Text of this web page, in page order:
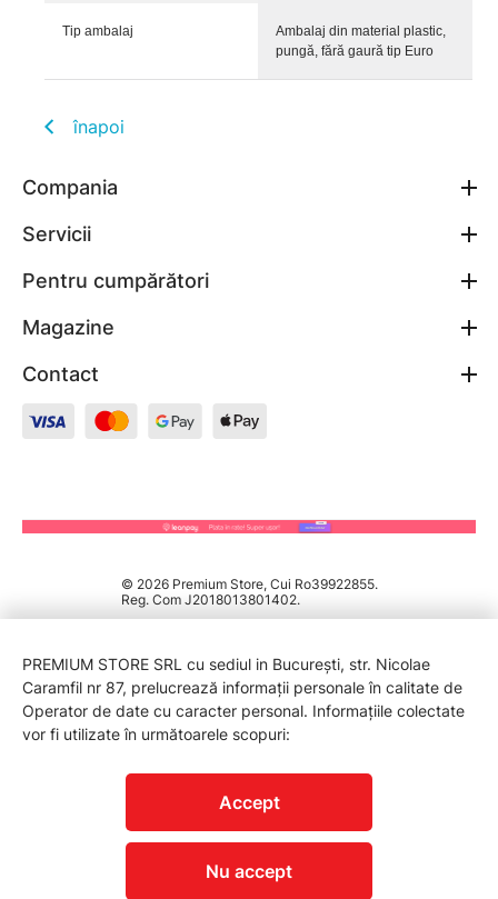
Tip ambalaj
Ambalaj din material plastic,
pungă, fără gaură tip Euro
înapoi
Compania
Servicii
Pentru cumpărători
Magazine
Contact
© 2026 Premium Store, Cui Ro39922855.
Reg. Com J2018013801402.
PREMIUM STORE SRL cu sediul in București, str. Nicolae
Caramfil nr 87, prelucrează informații personale în calitate de
Operator de date cu caracter personal. Informațiile colectate
vor fi utilizate în următoarele scopuri:
Accept
Nu accept